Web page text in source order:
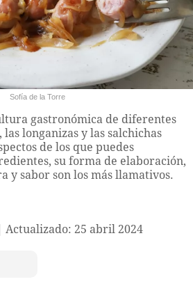
Sofía de la Torre
gastronómica de diferentes
longanizas y las salchichas
de los que puedes
su forma de elaboración,
y sabor son los más llamativos.
Actualizado: 25 abril 2024